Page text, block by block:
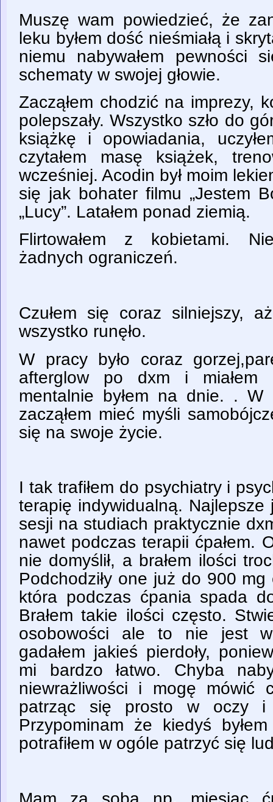
Muszę wam powiedzieć, że
leku byłem dość nieśmiałą i
niemu nabywałem pewności
schematy w swojej głowie.
Zacząłem chodzić na imprezy,
polepszały. Wszystko szło do
książkę i opowiadania,
czytałem masę książek,
wcześniej. Acodin był moim
się jak bohater filmu „Jestem
„Lucy”. Latałem ponad ziemią.
Flirtowałem z kobietami.
żadnych ograniczeń.
Czułem się coraz silniejszy,
wszystko runęło.
W pracy było coraz
afterglow po dxm i miałem
mentalnie byłem na dnie. . W
zacząłem mieć myśli
się na swoje życie.
I tak trafiłem do psychiatry i
terapię indywidualną.
sesji na studiach praktycznie
nawet podczas terapii ćpałem.
nie domyślił, a brałem ilości
Podchodziły one już do 900
która podczas ćpania spada
Brałem takie ilości często.
osobowości ale to nie jest
gadałem jakieś pierdoły,
mi bardzo łatwo. Chyba
niewrażliwości i mogę mówić
patrząc się prosto w oczy i
Przypominam że kiedyś
potrafiłem w ogóle patrzyć się